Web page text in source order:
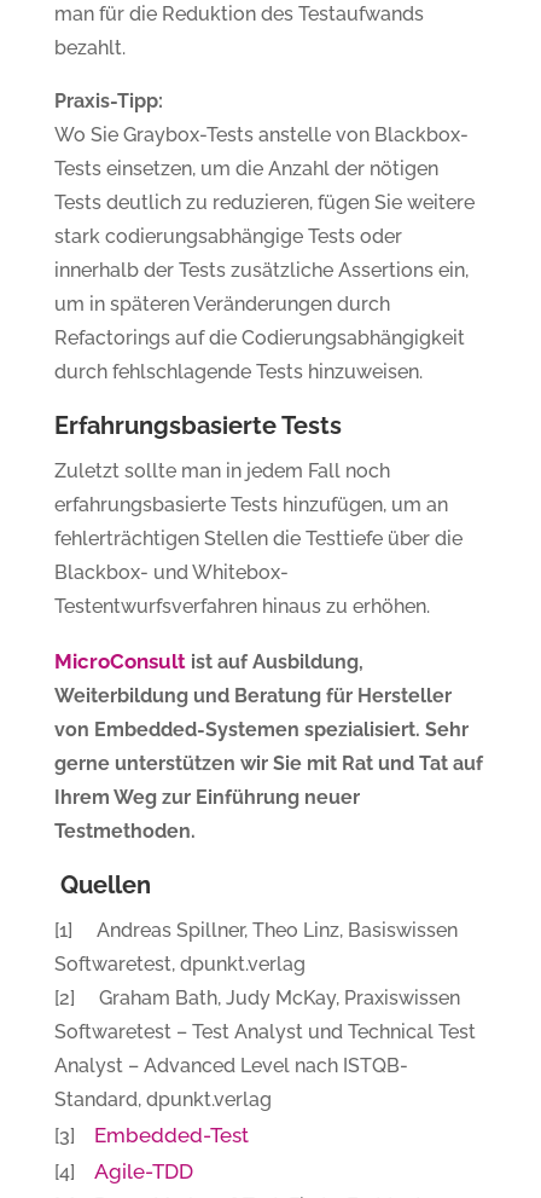
man für die Reduktion des Testaufwands
bezahlt.
Praxis-Tipp:
Wo Sie Graybox-Tests anstelle von Blackbox-
Tests einsetzen, um die Anzahl der nötigen
Tests deutlich zu reduzieren, fügen Sie weitere
stark codierungsabhängige Tests oder
innerhalb der Tests zusätzliche Assertions ein,
um in späteren Veränderungen durch
Refactorings auf die Codierungsabhängigkeit
durch fehlschlagende Tests hinzuweisen.
Erfahrungsbasierte Tests
Zuletzt sollte man in jedem Fall noch
erfahrungsbasierte Tests hinzufügen, um an
fehlerträchtigen Stellen die Testtiefe über die
Blackbox- und Whitebox-
Testentwurfsverfahren hinaus zu erhöhen.
MicroConsultist auf Ausbildung,
Weiterbildung und Beratung für Hersteller
von Embedded-Systemen spezialisiert. Sehr
gerne unterstützen wir Sie mit Rat und Tat auf
Ihrem Weg zur Einführung neuer
Testmethoden.
Quellen
[1] Andreas Spillner, Theo Linz, Basiswissen
Softwaretest, dpunkt.verlag
[2] Graham Bath, Judy McKay, Praxiswissen
Softwaretest – Test Analyst und Technical Test
Analyst – Advanced Level nach ISTQB-
Standard, dpunkt.verlag
[3] Embedded-Test
[4] Agile-TDD